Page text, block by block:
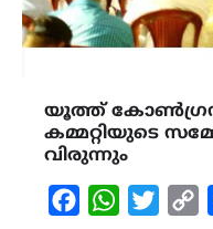
യൂത്ത് കോൺഗ്രസ്‌
കമ്മറ്റിയുടെ
വിരുന്നും
FacebookWhatsApp